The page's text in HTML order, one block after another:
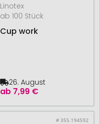
Linotex
ab 100 Stück
Cup work
ab 7,99 €
26. August
# 355.194592